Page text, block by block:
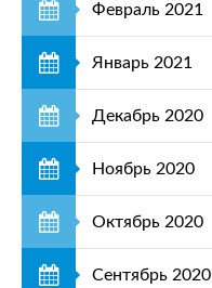
Февраль 2021
Январь 2021
Декабрь 2020
Ноябрь 2020
Октябрь 2020
Сентябрь 2020